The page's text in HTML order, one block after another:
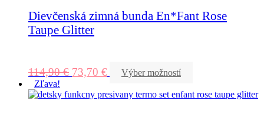
Dievčenská zimná bunda En*Fant Rose
Taupe Glitter
114,90€ 73,70 €
Výber možností
Zľava!